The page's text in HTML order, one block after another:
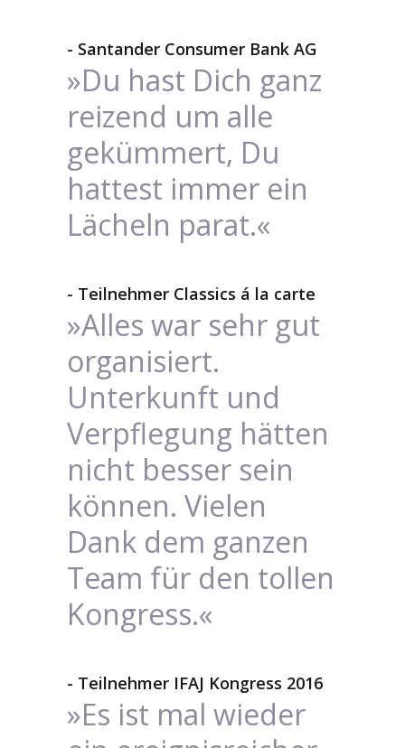
- Santander Consumer Bank AG
»Du hast Dich ganz
reizend um alle
gekümmert, Du
hattest immer ein
Lächeln parat.«
- Teilnehmer Classics á la carte
»Alles war sehr gut
organisiert.
Unterkunft und
Verpflegung hätten
nicht besser sein
können. Vielen
Dank dem ganzen
Team für den tollen
Kongress.«
- Teilnehmer IFAJ Kongress 2016
»Es ist mal wieder